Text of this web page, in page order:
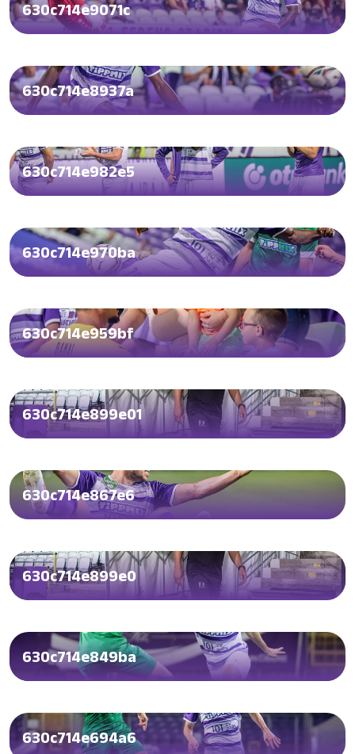
630c714e9071c
630c714e8937a
630c714e982e5
630c714e970ba
630c714e959bf
630c714e899e01
630c714e867e6
630c714e899e0
630c714e849ba
630c714e694a6